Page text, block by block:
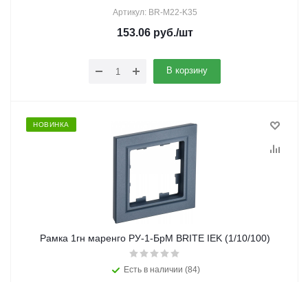
Артикул: BR-M22-K35
153.06руб./шт
В корзину
НОВИНКА
Рамка 1гн маренго РУ-1-БрМ BRITE IEK (1/10/100)
Есть в наличии (84)